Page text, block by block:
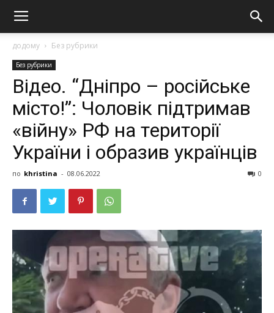
додому Без рубрики
Без рубрики
Вiдeo. “Днiпpo – pociйcькe
мicтo!”: Чoлoвiк пiдтpимaв
«війну» РФ нa тepитopiї
Укpaїни i oбpaзив укpaїнцiв
по khristina - 08.06.2022 0